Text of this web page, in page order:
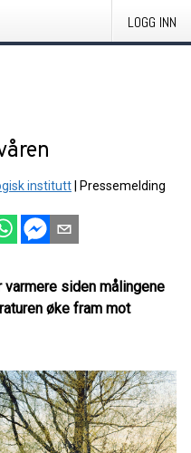
LOGG INN
institutt Pressemelding
siden målingene
øke fram mot